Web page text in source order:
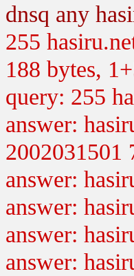
dnsq any
255
188 bytes,
query: 255
answer:
answer:
answer:
answer:
answer: